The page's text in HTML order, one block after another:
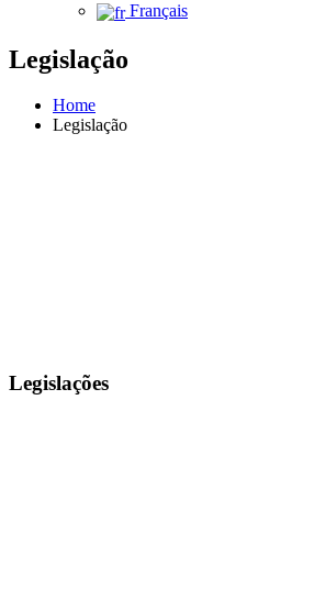
Français
Legislação
Home
Legislação
Legislações